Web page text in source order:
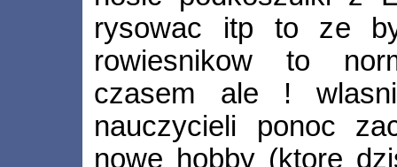
rysowac itp to ze
rowiesnikow to
czasem ale !
nauczycieli ponoc
nowe hobby (ktore